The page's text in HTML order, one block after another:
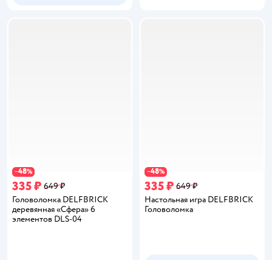
−48%
335 ₽ 649 ₽
Головоломка DELFBRICK
деревянная «Сфера‎» 6
элементов DLS-04
−48%
335 ₽ 649 ₽
Настольная игра DELFBRICK
Головоломка